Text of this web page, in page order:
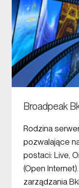
Broadpeak
Rodzina
pozwalające
postaci: Live,
(Open
zarządzania